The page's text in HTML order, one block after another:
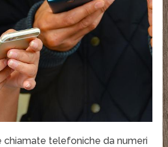
chiamate telefoniche da numeri